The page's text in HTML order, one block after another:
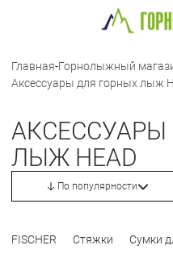
Главная-Горнолыжный
Аксессуары для горных лыж
ЛЫЖ HEAD
По популярности
FISCHER Стяжки Сумки